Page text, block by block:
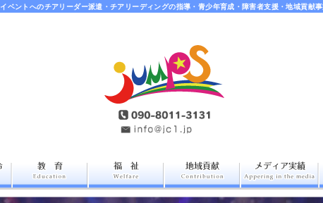
イベントへのチアリーダー派遣・チアリーディングの指導・青少年育成・障害者支援・地域貢献